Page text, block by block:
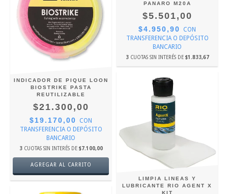
INDICADOR DE PIQUE LOON
BIOSTRIKE PASTA
REUTILIZABLE
$21.300,00
$19.170,00
CON
TRANSFERENCIA O DEPÓSITO
BANCARIO
3 CUOTAS SIN INTERÉS DE $7.100,00
AGREGAR AL CARRITO
PANARO M20A
$5.501,00
$4.950,90
CON
TRANSFERENCIA O DEPÓSITO
BANCARIO
3 CUOTAS SIN INTERÉS DE $1.833,67
LIMPIA LINEAS Y
LUBRICANTE RIO AGENT X
KIT